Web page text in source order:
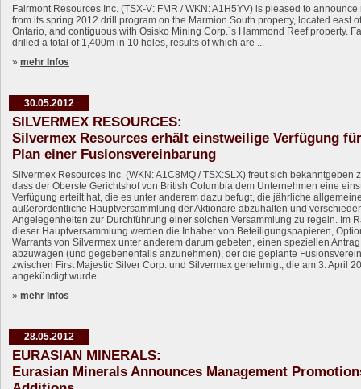
Fairmont Resources Inc. (TSX-V: FMR / WKN: A1H5YV) is pleased to announce
from its spring 2012 drill program on the Marmion South property, located east
Ontario, and contiguous with Osisko Mining Corp.´s Hammond Reef property.
drilled a total of 1,400m in 10 holes, results of which are ...
» mehr Infos
30.05.2012
SILVERMEX RESOURCES:
Silvermex Resources erhält einstweilige Verfügung
Plan einer Fusionsvereinbarung
Silvermex Resources Inc. (WKN: A1C8MQ / TSX:SLX) freut sich bekanntgeben
dass der Oberste Gerichtshof von British Columbia dem Unternehmen eine
Verfügung erteilt hat, die es unter anderem dazu befugt, die jährliche
außerordentliche Hauptversammlung der Aktionäre abzuhalten und
Angelegenheiten zur Durchführung einer solchen Versammlung zu regeln. Im
dieser Hauptversammlung werden die Inhaber von Beteiligungspapieren,
Warrants von Silvermex unter anderem darum gebeten, einen speziellen Antrag
abzuwägen (und gegebenenfalls anzunehmen), der die geplante
zwischen First Majestic Silver Corp. und Silvermex genehmigt, die am 3. April
angekündigt wurde ...
» mehr Infos
28.05.2012
EURASIAN MINERALS:
Eurasian Minerals Announces Management